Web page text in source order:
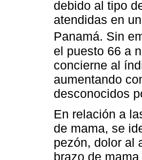
debido al tipo
atendidas en
Panamá. Sin
el puesto 66 a
concierne al
aumentando
desconocidos
En relación a
de mama, se
pezón, dolor al
brazo de